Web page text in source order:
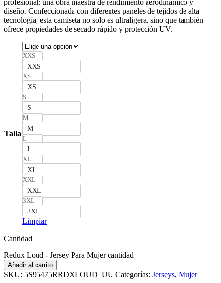
profesional: una obra maestra de rendimiento aerodinámico y
diseño. Confeccionada con diferentes paneles de tejidos de alta
tecnología, esta camiseta no solo es ultraligera, sino que también
ofrece propiedades de secado rápido y protección UV.
Talla
XXS
XXS
XS
XS
S
S
M
M
L
L
XL
XL
XXL
XXL
3XL
3XL
Limpiar
Cantidad
Redux Loud - Jersey Para Mujer cantidad
Añadir al carrito
SKU: 5S95475RRDXLOUD_UU Categorías: Jerseys, Mujer